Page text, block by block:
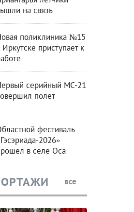
на связь
поликлиника №15
Иркутске приступает к
серийный МС-21
полет
фестиваль
2026»
в селе Оса
все